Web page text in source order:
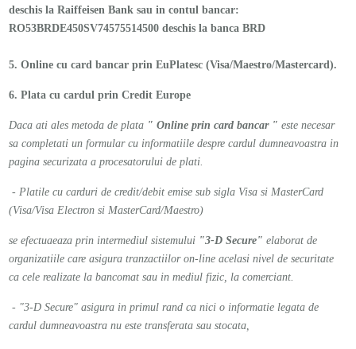
deschis la Raiffeisen Bank sauin contul bancar:
RO53BRDE450SV74575514500 deschis la banca BRD
5. Online cu card bancar prin EuPlatesc (Visa/Maestro/Mastercard).
6. Plata cu cardul prin Credit Europe
Daca ati ales metoda de plata " Online prin card bancar " este necesar
sa completati un formular cu informatiile despre cardul dumneavoastra in
pagina securizata a procesatorului de plati.
- Platile cu carduri de credit/debit emise sub sigla Visa si MasterCard
(Visa/Visa Electron si MasterCard/Maestro)
se efectuaeaza prin intermediul sistemului "3-D Secure"elaborat de
organizatiile care asigura tranzactiilor on-line acelasi nivel de securitate
ca cele realizate la bancomat sau in mediul fizic, la comerciant.
- "3-D Secure" asigura in primul rand ca nici o informatie legata de
cardul dumneavoastra nu este transferata sau stocata,